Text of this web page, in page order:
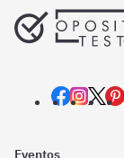
Eventos